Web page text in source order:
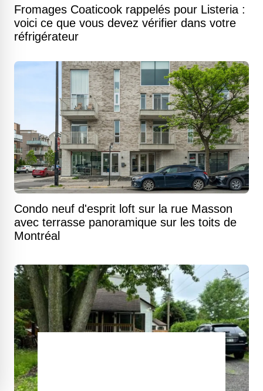
Fromages Coaticook rappelés pour Listeria :
voici ce que vous devez vérifier dans votre
réfrigérateur
Condo neuf d'esprit loft sur la rue Masson
avec terrasse panoramique sur les toits de
Montréal